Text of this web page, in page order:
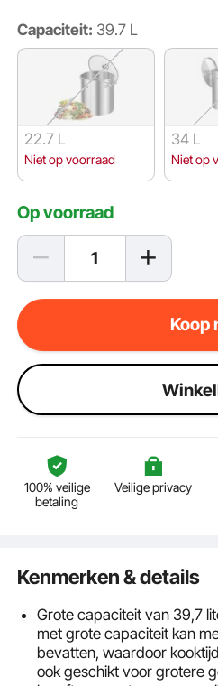
Capaciteit: 39.7 L
22.7 L
Niet op voorraad
34 L
Niet op
Op voorraad
Koop
100% veilige
betaling
Veilige privacy
Kenmerken & details
Grote capaciteit van 39,7
met grote capaciteit kan
bevatten, waardoor
ook geschikt voor grotere